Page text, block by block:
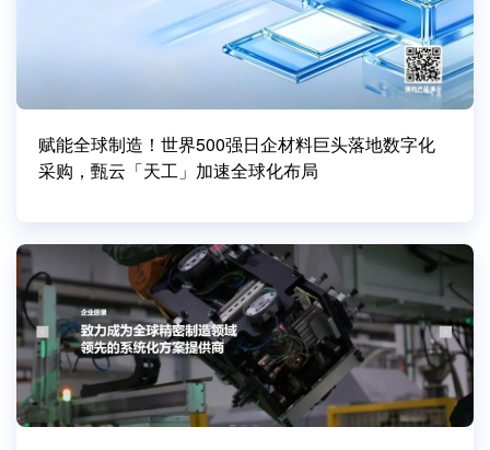
赋能全球制造！世界500强日企材料巨头落地数字化
采购，甄云「天工」加速全球化布局